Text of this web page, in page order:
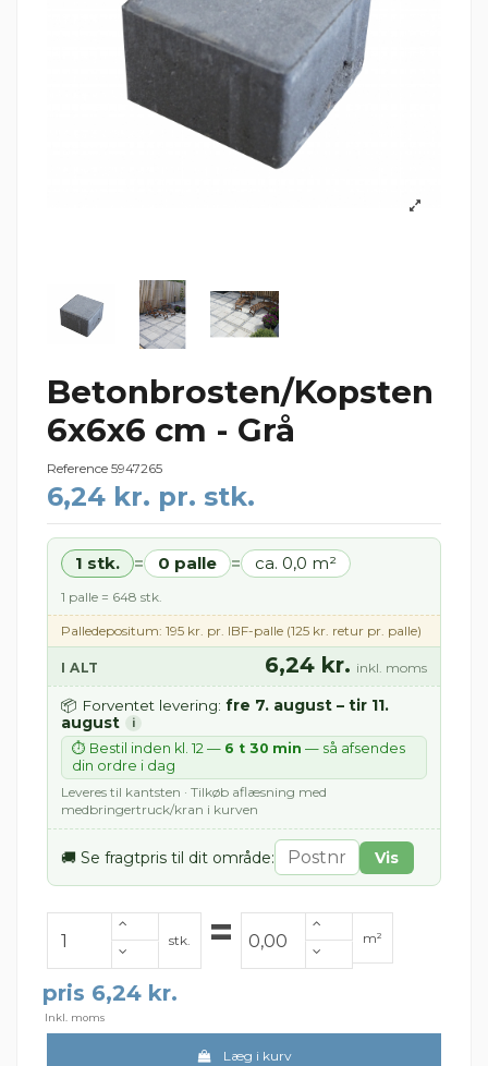
Betonbrosten/Kopsten
6x6x6 cm - Grå
Reference 5947265
6,24 kr. pr. stk.
1 stk. = 0 palle = ca. 0,0 m²
1 palle = 648 stk.
Palledepositum: 195 kr. pr. IBF-palle (125 kr. retur pr. palle)
I ALT 6,24 kr. inkl. moms
📦 Forventet levering: fre 7. august – tir 11.
august
i
⏱ Bestil inden kl. 12 — 6 t 30 min — så afsendes
din ordre i dag
Leveres til kantsten · Tilkøb aflæsning med
medbringertruck/kran i kurven
🚚 Se fragtpris til dit område: Vis
stk. = m²
pris 6,24 kr.
Inkl. moms
Læg i kurv